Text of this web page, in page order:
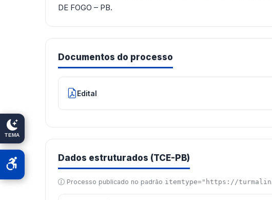
TEMA
DE FOGO – PB.
Documentos do processo
Edital
Dados estruturados (TCE-PB)
Processo publicado no padrão itemtype="https://